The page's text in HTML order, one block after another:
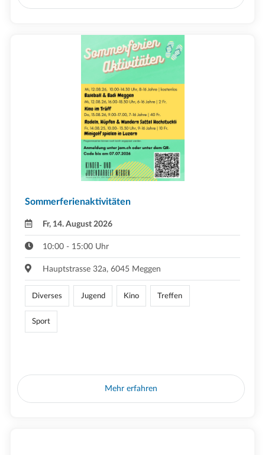
Sommerferienaktivitäten
Fr, 14. August 2026
10:00 - 15:00 Uhr
Hauptstrasse 32a, 6045 Meggen
Diverses Jugend Kino Treffen
Sport
Mehr erfahren